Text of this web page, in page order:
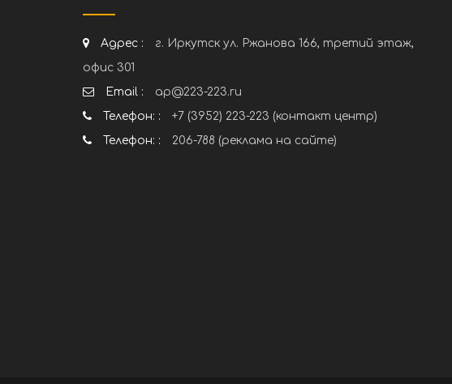
Адрес :
г. Иркутск ул. Ржанова 166, третий этаж,
офис 301
Email :
ap@223-223.ru
Телефон: :
+7 (3952) 223-223 (контакт центр)
Телефон: :
206-788 (реклама на сайте)